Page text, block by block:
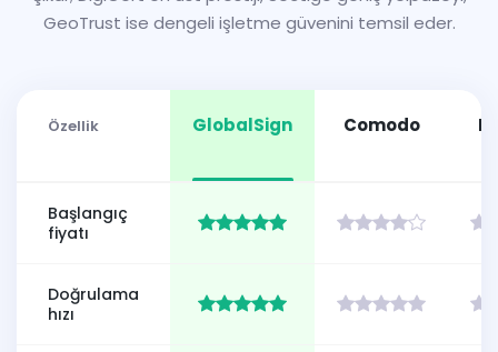
GeoTrust ise dengeli işletme güvenini temsil eder.
Özellik GlobalSign Comodo
Başlangıç
fiyatı
Doğrulama
hızı